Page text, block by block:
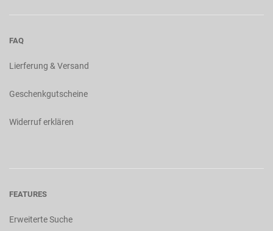
FAQ
Lierferung & Versand
Geschenkgutscheine
Widerruf erklären
FEATURES
Erweiterte Suche